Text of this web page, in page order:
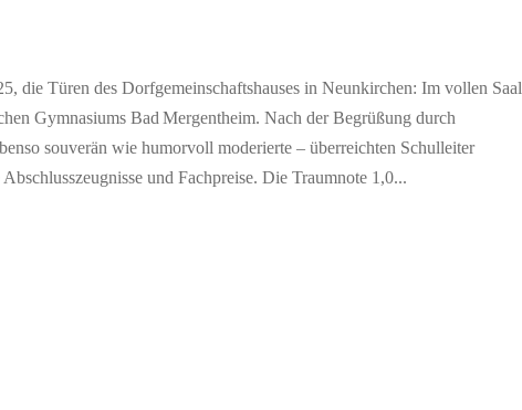
die Türen des Dorfgemeinschaftshauses in Neunkirchen: Im vollen Saal
Gymnasiums Bad Mergentheim. Nach der Begrüßung durch
souverän wie humorvoll moderierte – überreichten Schulleiter
und Fachpreise. Die Traumnote 1,0...